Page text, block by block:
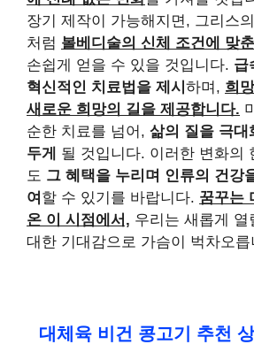
장기 제작이 가능해지면, 그리스
처럼 볼베디술의 신체 조건에 맞
손쉽게 얻을 수 있을 것입니다. 급
혁신적인 치료법을 제시 하며, 희
새로운 희망의 길을 제공합니다.
순한 치료를 넘어, 삶의 질을 극대
두게
될 것입니다. 이러한 변화의
도 그 혜택을 누리며 인류의 건강
여 할 수 있기를 바랍니다. 꿈꾸는
온 이 시점에서, 우리는 새롭게 열
대한 기대감으로 가슴이 벅차오릅
대체육 비건 콩고기 추천